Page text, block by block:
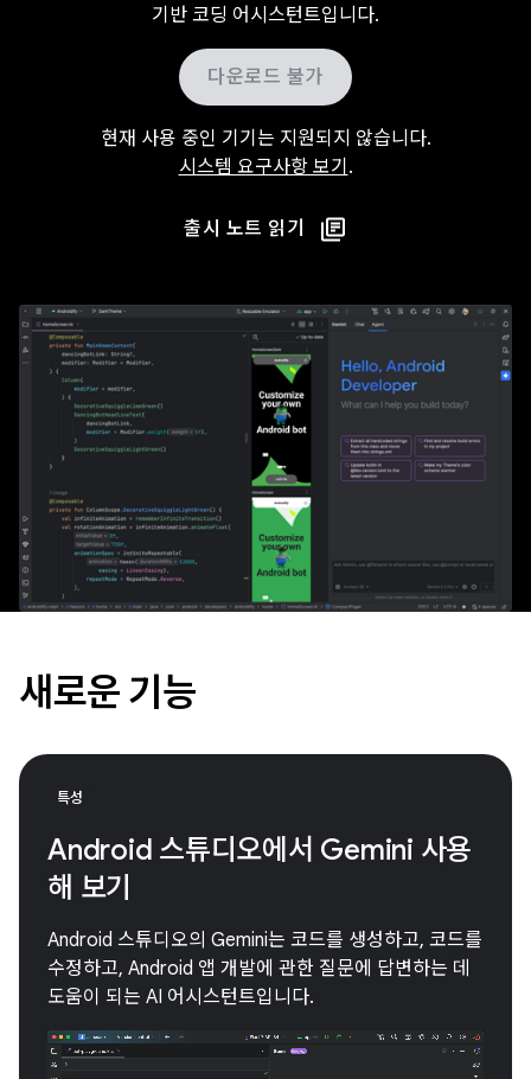
기반 코딩 어시스턴트입니다.
다운로드 불가
현재 사용 중인 기기는 지원되지 않습니다.
시스템 요구사항 보기 .
출시 노트 읽기
새로운 기능
특성
Android 스튜디오에서 Gemini 사용
해 보기
Android 스튜디오의 Gemini는 코드를 생성하고, 코드를
수정하고, Android 앱 개발에 관한 질문에 답변하는 데
도움이 되는 AI 어시스턴트입니다.